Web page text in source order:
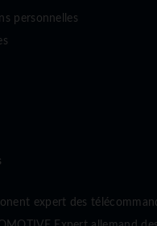
personnelles
expert des